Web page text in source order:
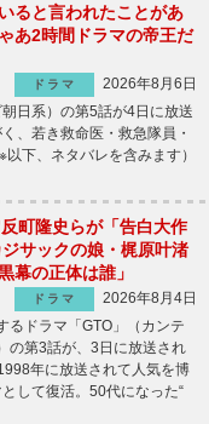
ると言われたことがあ
あ2時間ドラマの帝王だ
ドラマ
2026年8月6日
日系）の第5話が4日に放送
、若き救命医・救急隊員・
下、ネタバレを含みます）
反町隆史らが「告白大作
サックの娘・梶原叶渚
幕の正体は誰」
ドラマ
2026年8月4日
ドラマ「GTO」（カンテ
の第3話が、3日に放送され
年に放送されて人気を博
して復活。50代になった“